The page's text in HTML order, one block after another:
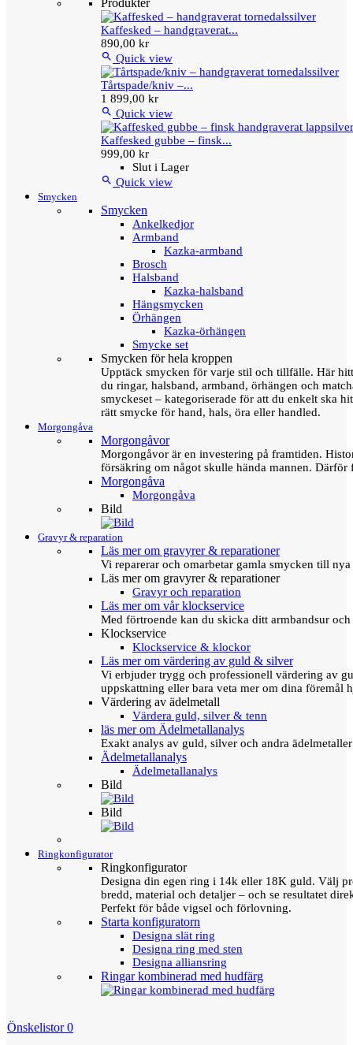
Produkter
Kaffesked – handgraverat...
890,00 kr
 Quick view
Tårtspade/kniv –...
1 899,00 kr
 Quick view
Kaffesked gubbe – finsk...
999,00 kr
Slut i Lager
 Quick view
Smycken
Smycken
Ankelkedjor
Armband
Kazka-armband
Brosch
Halsband
Kazka-halsband
Hängsmycken
Örhängen
Kazka-örhängen
Smycke set
Smycken för hela kroppen
Upptäck smycken för varje stil och tillfälle. Här
du ringar, halsband, armband, örhängen och
smyckeset – kategoriserade för att du enkelt ska
rätt smycke för hand, hals, öra eller handled.
Morgongåva
Morgongåvor
Morgongåvor är en investering på framtiden.
försäkring om något skulle hända mannen.
Morgongåva
Morgongåva
Bild
Gravyr & reparation
Läs mer om gravyrer & reparationer
Vi reparerar och omarbetar gamla smycken till
Läs mer om gravyrer & reparationer
Gravyr och reparation
Läs mer om vår klockservice
Med förtroende kan du skicka ditt armbandsur
Klockservice
Klockservice & klockor
Läs mer om värdering av guld & silver
Vi erbjuder trygg och professionell värdering av
uppskattning eller bara veta mer om dina föremål
Värdering av ädelmetall
Värdera guld, silver & tenn
läs mer om Ädelmetallanalys
Exakt analys av guld, silver och andra
Ädelmetallanalys
Ädelmetallanalys
Bild
Bild
Ringkonfigurator
Ringkonfigurator
Designa din egen ring i 14k eller 18K guld. Välj
bredd, material och detaljer – och se resultatet
Perfekt för både vigsel och förlovning.
Starta konfiguratorn
Designa slät ring
Designa ring med sten
Designa alliansring
Ringar kombinerad med hudfärg
Önskelistor 0